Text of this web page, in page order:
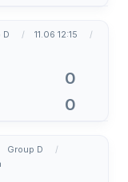
D
11.06 12:15
0
0
Group D